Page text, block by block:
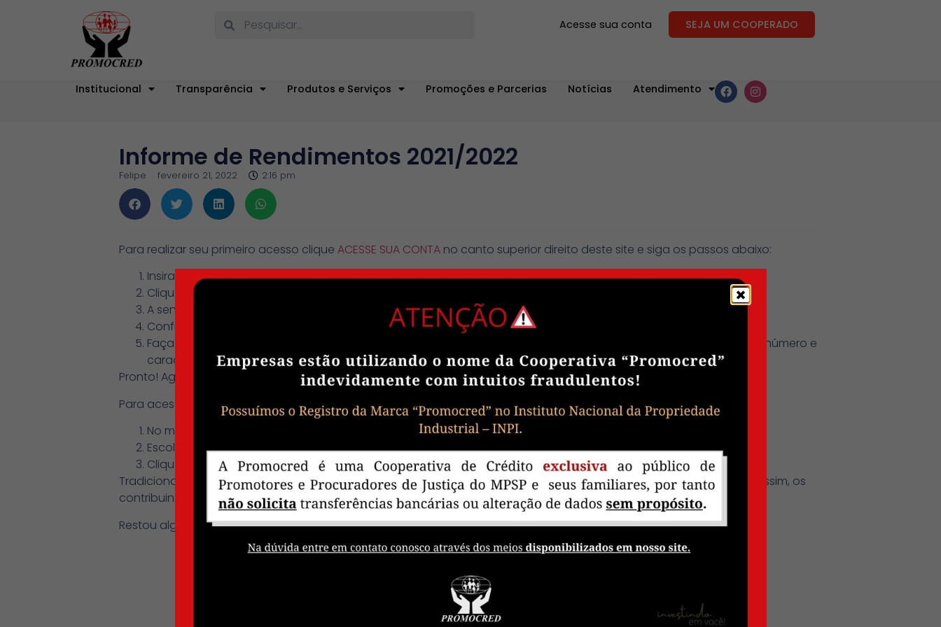
Acesse sua conta SEJA UM COOPERADO
Institucional Transparência Produtos e Serviços Promoções e Parcerias Notícias Atendimento
Informe de Rendimentos 2021/2022
Felipe fevereiro 21, 2022 2:16 pm
Para realizar seu primeiro acesso clique ACESSE SUA CONTA no canto superior direito deste site e siga os passos abaixo:
Insira o seu CPF
Clique no seu nome que será exibido
A senha inicial será os 6 primeiros dígitos do seu CPF
Confirme seus dados pessoais
Faça a troca obrigatória da senha (a senha deverá conter no mínimo 8 dígitos, letra maiúscula, letra minúscula, número e
caractere especial)
Pronto! Agora você já tem seu acesso ao Autoatendimento Promocred!
Para acessar e imprimir o seu Informe de rendimentos 2021:
No menu do lado direito em EXTRATOS E CONSULTAS clique em Informe de rendimentos
Escolha o ano de referência: 2021
Clique em IMPRIMIR INFORME DE RENDIMENTOS
Tradicionalmente, o prazo de declaração do IR 2022 começa no dia 1º de março e se encerra em 30 de abril. Sendo assim, os
contribuintes têm cerca de 60 dias para prestar contas ao governo.
Restou alguma dúvida? Entre em contato através do nosso WhatsApp:(11) 91077-0436.